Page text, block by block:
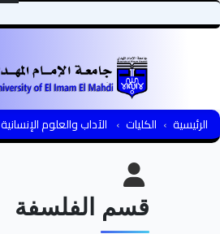
الرئيسية الكليات الآداب والعلوم الإنسانية
قسم الفلسفة